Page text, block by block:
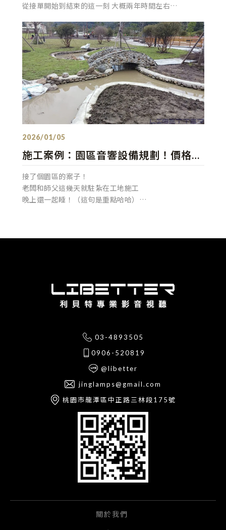
從接單開始到結束的這一刻 大概兩年時間左右
施工案例：園區音響設備規劃！價格真
誠 品質保證 服務周到??
佈：2026/01/05
接了個園區的案子！
老闆和師父這幾天就駐紮在工地施工
晚上還一起睡！（這句是重點哈哈）
03-4893505
0906-520819
@libetter
jinglamps@gmail.com
桃園市龍潭區中正路三林段175號
關於我們